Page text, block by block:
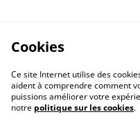
Cookies
Ce site Internet utilise des
aident à comprendre comment
puissions améliorer votre
notre politique sur les cookies.